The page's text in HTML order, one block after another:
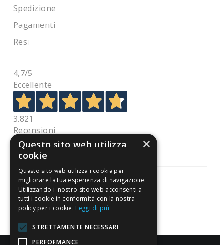
Spedizione
Pagamenti
Resi
4,7/5
Eccellente
3.821
Recensioni
Pagamenti sicuri
×
Questo sito web utilizza
cookie
Questo sito web utilizza i cookie per
migliorare la tua esperienza di navigazione.
Utilizzando il nostro sito web acconsenti a
tutti i cookie in conformità con la nostra
policy per i cookie. Leggi di più
STRETTAMENTE NECESSARI
PERFORMANCE